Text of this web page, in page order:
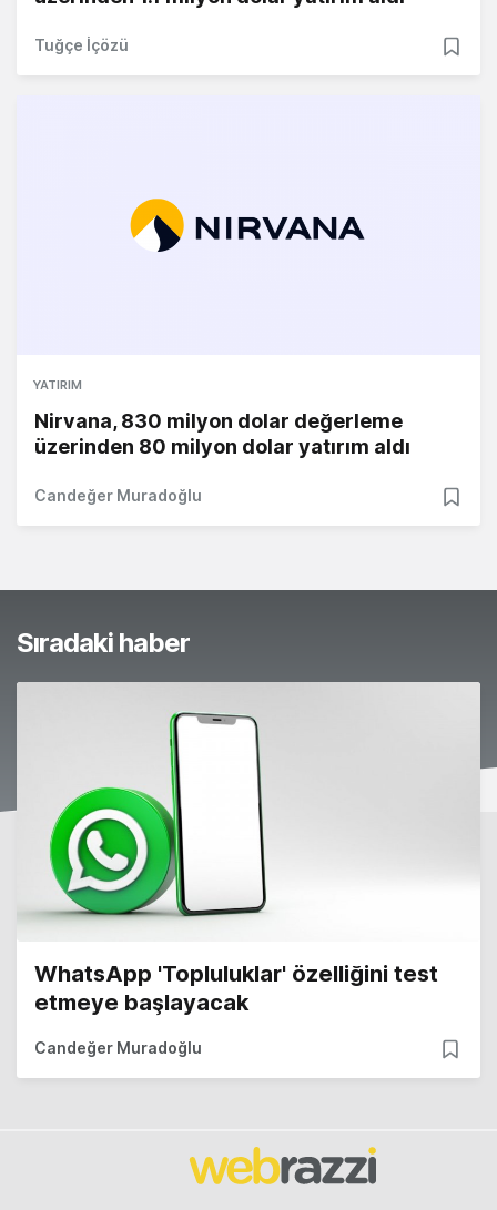
Tuğçe İçözü
YATIRIM
Nirvana, 830 milyon dolar değerleme
üzerinden 80 milyon dolar yatırım aldı
Candeğer Muradoğlu
Sıradaki haber
WhatsApp 'Topluluklar' özelliğini test
etmeye başlayacak
Candeğer Muradoğlu